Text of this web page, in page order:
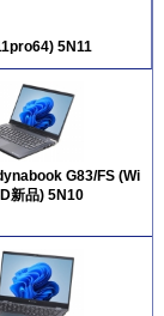
5N11
G83/FS (Wi
新品) 5N10